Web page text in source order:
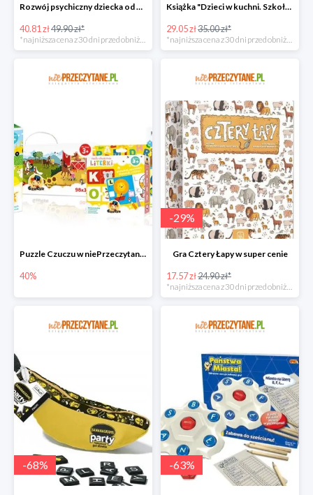
Rozwój psychiczny dziecka od 0 do 10 lat w super cenie
40.81 zł49.90 zł*
Książka "Dzieci w kuchni. Szkoła gotowania krok po kroku" w super cenie
29.05 zł35.00 zł*
Puzzle Czuczu w niePrzeczytane.pl do -40%
40%
-29%
Gra Cztery Łapy w super cenie
17.57 zł24.90 zł*
-68% -63%